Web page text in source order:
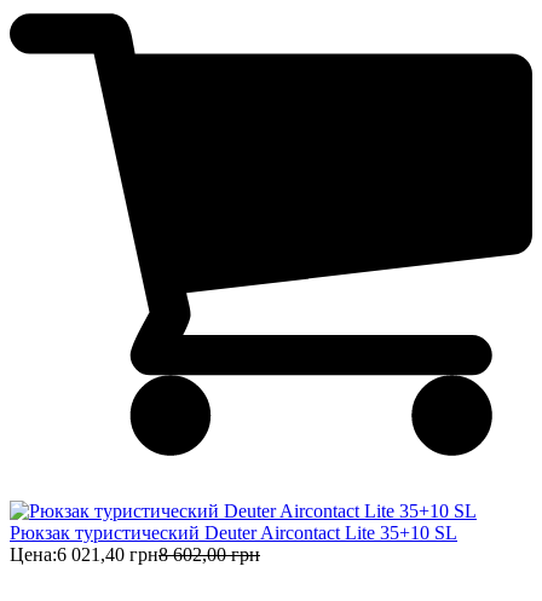
Рюкзак туристический Deuter Aircontact Lite 35+10 SL
Цена:6 021,40 грн8 602,00 грн